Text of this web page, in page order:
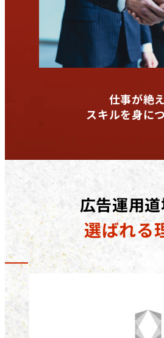
仕事が絶
スキルを身に
広告運用
選ばれる